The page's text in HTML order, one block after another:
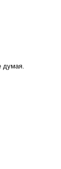
думая.